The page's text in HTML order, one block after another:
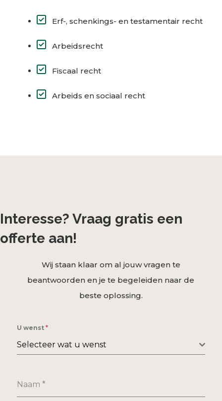
Erf-, schenkings- en testamentair recht
Arbeidsrecht
Fiscaal recht
Arbeids en sociaal recht
Interesse? Vraag gratis een
offerte aan!
Wij staan klaar om al jouw vragen te
beantwoorden en je te begeleiden naar de
beste oplossing.
U wenst *
Selecteer wat u wenst
Naam *